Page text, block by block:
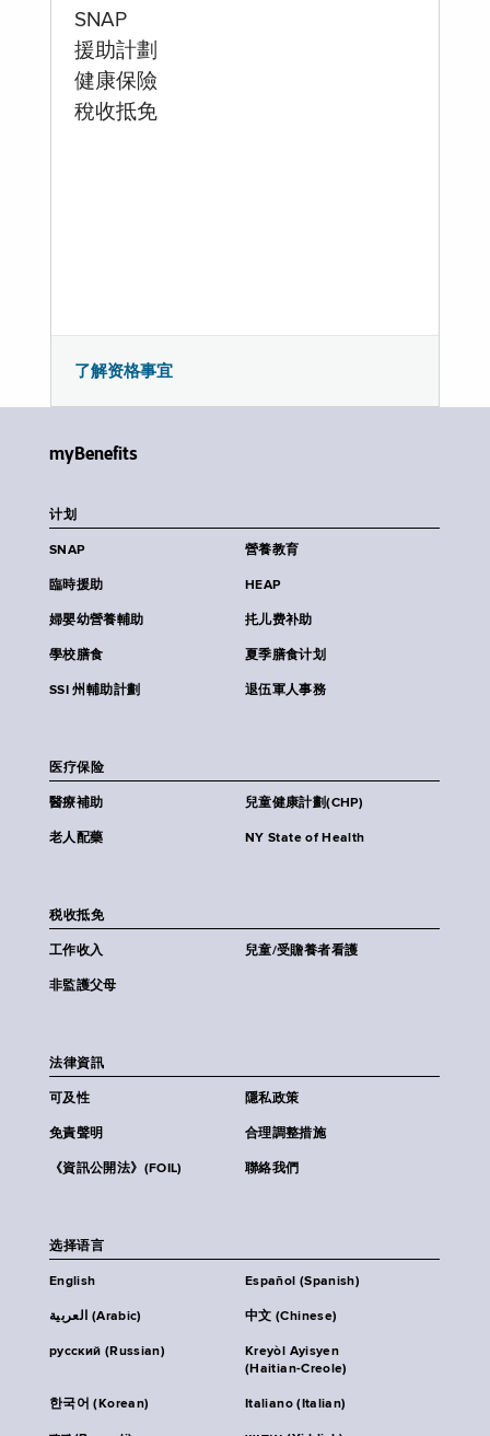
SNAP
援助計劃
健康保險
稅收抵免
了解资格事宜
myBenefits
计划
SNAP 營養教育
臨時援助 HEAP
婦嬰幼營養輔助 扥儿费补助
學校膳食 夏季膳食计划
SSI 州輔助計劃 退伍軍人事務
医疗保险
醫療補助 兒童健康計劃(CHP)
老人配藥 NY State of Health
税收抵免
工作收入 兒童/受贍養者看護
非監護父母
法律資訊
可及性 隱私政策
免責聲明 合理調整措施
《資訊公開法》(FOIL) 聯絡我們
选择语言
English Español (Spanish)
العربية (Arabic) 中文 (Chinese)
русский (Russian)
Kreyòl Ayisyen
(Haitian-Creole)
한국어 (Korean) Italiano (Italian)